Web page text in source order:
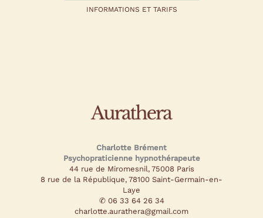
INFORMATIONS ET TARIFS
Charlotte Brément
Psychopraticienne hypnothérapeute
44 rue de Miromesnil, 75008 Paris
8 rue de la République, 78100 Saint-Germain-en-
Laye
✆ 06 33 64 26 34
charlotte.aurathera@gmail.com